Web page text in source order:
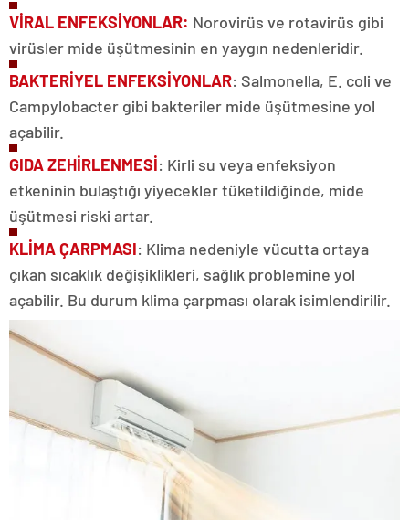
VİRAL ENFEKSİYONLAR: Norovirüs ve rotavirüs gibi
virüsler mide üşütmesinin en yaygın nedenleridir.
BAKTERİYEL ENFEKSİYONLAR: Salmonella, E. coli ve
Campylobacter gibi bakteriler mide üşütmesine yol
açabilir.
GIDA ZEHİRLENMESİ: Kirli su veya enfeksiyon
etkeninin bulaştığı yiyecekler tüketildiğinde, mide
üşütmesi riski artar.
KLİMAÇARPMASI: Klima nedeniyle vücutta ortaya
çıkan sıcaklık değişiklikleri, sağlık problemine yol
açabilir. Bu durum klima çarpması olarak isimlendirilir.